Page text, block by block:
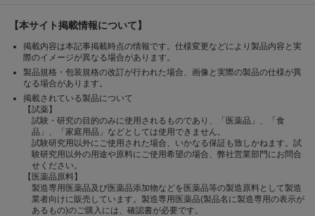
【本サイト掲載情報について】
掲載内容は本記事掲載時点の情報です。仕様変更などにより製品内容と実
際のイメージが異なる場合があります。
製品規格・包装規格の改訂が行われた場合、画像と実際の製品の仕様が異
なる場合があります。
掲載されている製品について
【試薬】
試験・研究の目的のみに使用されるものであり、「医薬品」、「食
品」、「家庭用品」などとしては使用できません。
試験研究用以外にご使用された場合、いかなる保証も致しかねます。試
験研究用以外の用途や原料にご使用希望の場合、弊社営業部門にお問合
せください。
【医薬品原料】
製造専用医薬品及び医薬品添加物などを医薬品等の製造原料として製造
業者向けに販売しています。製造専用医薬品(製品名に製造専用の表示が
あるもの)のご購入には、確認書が必要です。